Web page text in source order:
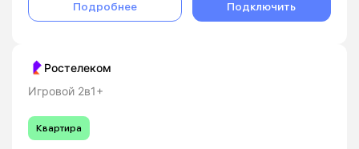
Подробнее Подключить
Ростелеком
Игровой 2в1+
Квартира